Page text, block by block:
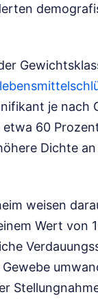
je nach
etwa 60
Dichte
weisen
Wert von